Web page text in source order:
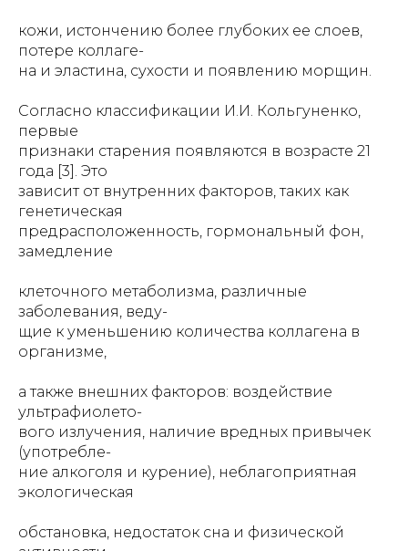
кожи, истончению более глубоких ее слоев,
потере коллаге-
на и эластина, сухости и появлению морщин.
Согласно классификации И.И. Кольгуненко,
первые
признаки старения появляются в возрасте 21
года [3]. Это
зависит от внутренних факторов, таких как
генетическая
предрасположенность, гормональный фон,
замедление
клеточного метаболизма, различные
заболевания, веду-
щие к уменьшению количества коллагена в
организме,
а также внешних факторов: воздействие
ультрафиолето-
вого излучения, наличие вредных привычек
(употребле-
ние алкоголя и курение), неблагоприятная
экологическая
обстановка, недостаток сна и физической